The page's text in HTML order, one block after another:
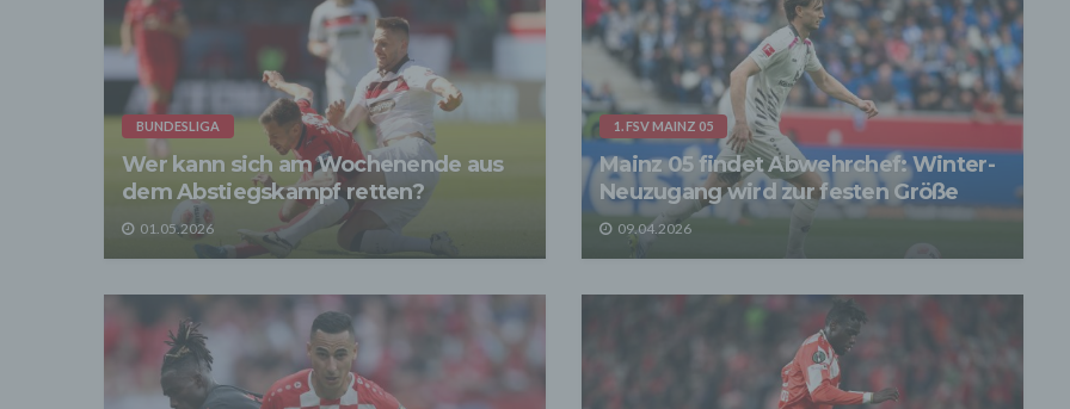
BUNDESLIGA
Wer kann sich am Wochenende aus
dem Abstiegskampf retten?
01.05.2026
1. FSV MAINZ 05
Mainz 05 findet Abwehrchef: Winter-
Neuzugang wird zur festen Größe
09.04.2026
Sofern im Rahmen dieser Datenschutzerklärung Inhalte, Werkzeuge oder
sonstige Mittel von anderen Anbietern (nachfolgend gemeinsam bezeichnet
"Dritt-Anbieter") eingesetzt werden und deren genannter Sitz im Ausland ist,
davon auszugehen, dass ein Datentransfer in die Sitzstaaten der Dritt-
stattfindet. Die Übermittlung von Daten in Drittstaaten erfolgt entweder auf
Grundlage einer gesetzlichen Erlaubnis, einer Einwilligung der Nutzer oder
spezieller Vertragsklauseln, die eine gesetzlich vorausgesetzte Sicherheit
Daten gewährleisten.
3. Verarbeitung personenbezogener Daten
Die personenbezogenen Daten werden, neben den ausdrücklich in dieser
- Die Zurverfügungstellung, Ausführung, Pflege, Optimierung und Sicherung
unserer Dienste-, Service- und Nutzerleistungen;
- Die Gewährleistung eines effektiven Kundendienstes und technischen
Wir übermitteln die Daten der Nutzer an Dritte nur, wenn dies für
Abrechnungszwecke notwendig ist (z.B. an einen Zahlungsdienstleister)